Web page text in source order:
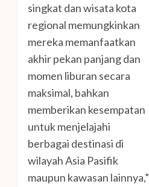
singkat dan wisata kota
regional memungkinkan
mereka memanfaatkan
akhir pekan panjang dan
momen liburan secara
maksimal, bahkan
memberikan kesempatan
untuk menjelajahi
berbagai destinasi di
wilayah Asia Pasifik
maupun kawasan lainnya,”